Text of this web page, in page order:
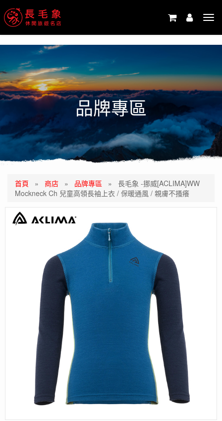
品牌專區
首頁 » 商店 » 品牌專區 » 長毛象 -挪威[ACLIMA]WW
Mockneck Ch 兒童高領長袖上衣 / 保暖通風 / 親膚不搔癢